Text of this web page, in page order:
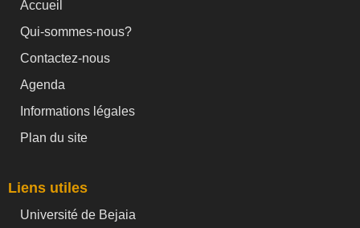
Accueil
Qui-sommes-nous?
Contactez-nous
Agenda
Informations légales
Plan du site
Liens utiles
Université de Bejaia